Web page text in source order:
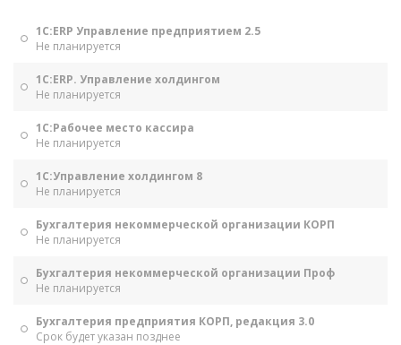
1С:ERP Управление предприятием 2.5
Не планируется
1С:ERP. Управление холдингом
Не планируется
1С:Рабочее место кассира
Не планируется
1С:Управление холдингом 8
Не планируется
Бухгалтерия некоммерческой организации КОРП
Не планируется
Бухгалтерия некоммерческой организации Проф
Не планируется
Бухгалтерия предприятия КОРП, редакция 3.0
Срок будет указан позднее